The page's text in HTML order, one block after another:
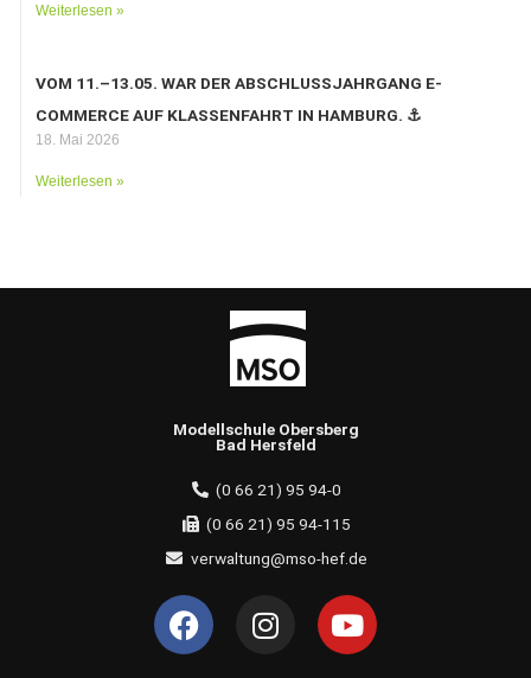
Weiterlesen »
VOM 11.–13.05. WAR DER ABSCHLUSSJAHRGANG E-
COMMERCE AUF KLASSENFAHRT IN HAMBURG. ⚓️
18. Mai 2026
Weiterlesen »
Modellschule Obersberg
Bad Hersfeld
(0 66 21) 95 94-0
(0 66 21) 95 94-115
verwaltung@mso-hef.de
F
a
I
n
Y
o